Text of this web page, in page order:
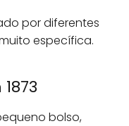
por diferentes
específica.
bolso,